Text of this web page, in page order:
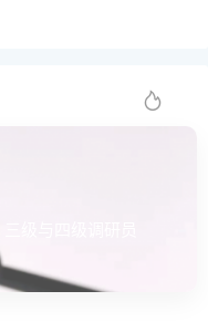
邦网原创发布，未经允
级与四级调研员